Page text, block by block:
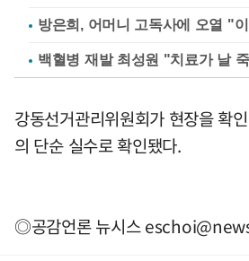
방은희, 어머니 고독사에 오열 "
백혈병 재발 최성원 "치료가 날
강동선거관리위원회가 현장을 확
의 단순 실수로 확인됐다.
◎공감언론 뉴시스